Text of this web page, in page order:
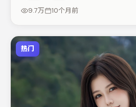
调剂（视场次而定）。整体完成度
9.7万 10个月前
热门